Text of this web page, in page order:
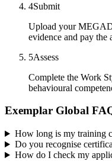
4Submit
Upload your
evidence and pay the
5Assess
Complete the Work
behavioural
Exemplar Global
How long is my training
Do you recognise
How do I check my